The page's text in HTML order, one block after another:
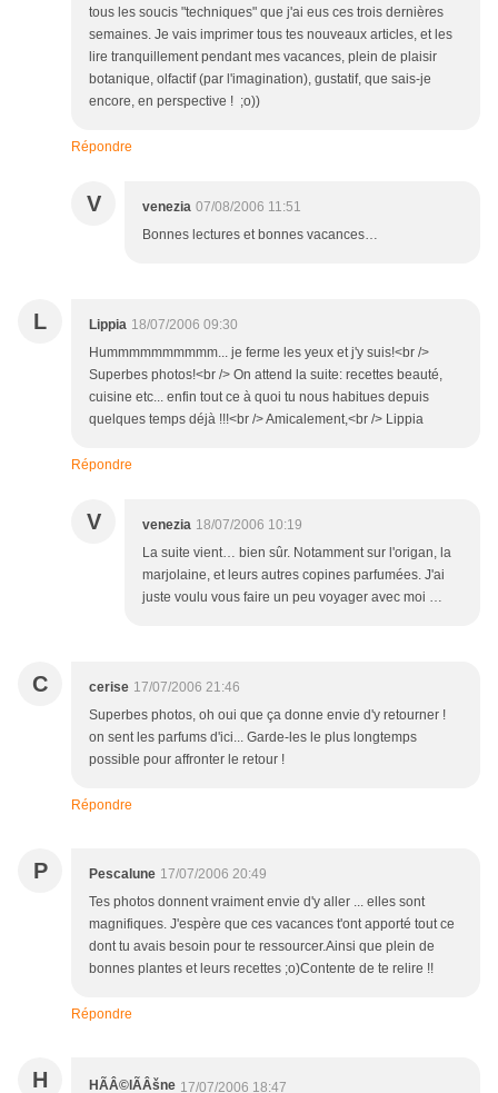
tous les soucis "techniques" que j'ai eus ces trois dernières
semaines. Je vais imprimer tous tes nouveaux articles, et les
lire tranquillement pendant mes vacances, plein de plaisir
botanique, olfactif (par l'imagination), gustatif, que sais-je
encore, en perspective ! ;o))
Répondre
V venezia 07/08/2006 11:51
Bonnes lectures et bonnes vacances…
L Lippia 18/07/2006 09:30
Hummmmmmmmmm... je ferme les yeux et j'y suis!<br />
Superbes photos!<br /> On attend la suite: recettes beauté,
cuisine etc... enfin tout ce à quoi tu nous habitues depuis
quelques temps déjà !!!<br /> Amicalement,<br /> Lippia
Répondre
V venezia 18/07/2006 10:19
La suite vient… bien sûr. Notamment sur l'origan, la
marjolaine, et leurs autres copines parfumées. J'ai
juste voulu vous faire un peu voyager avec moi …
C cerise 17/07/2006 21:46
Superbes photos, oh oui que ça donne envie d'y retourner !
on sent les parfums d'ici... Garde-les le plus longtemps
possible pour affronter le retour !
Répondre
P Pescalune 17/07/2006 20:49
Tes photos donnent vraiment envie d'y aller ... elles sont
magnifiques. J'espère que ces vacances t'ont apporté tout ce
dont tu avais besoin pour te ressourcer.Ainsi que plein de
bonnes plantes et leurs recettes ;o)Contente de te relire !!
Répondre
H HÃÂ©lÃÂšne 17/07/2006 18:47